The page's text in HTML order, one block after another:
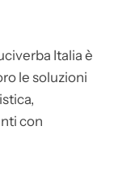
Italia è
le soluzioni
con